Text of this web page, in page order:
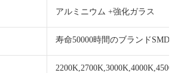
アルミニウム +強化ガラス
寿命50000時間のブランドSMD